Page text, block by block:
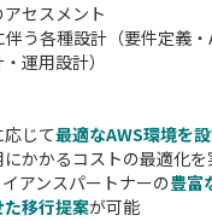
セスメント
伴う各種設計（要件定義・
運用設計）
じて最適なAWS環境を
かかるコストの最適化を
アンスパートナーの豊富
移行提案が可能